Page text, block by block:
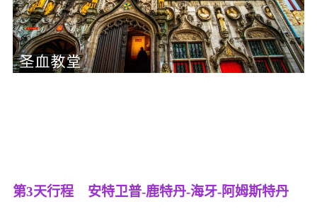
第3天行程 安特卫普-鹿特丹-海牙-阿姆斯特丹